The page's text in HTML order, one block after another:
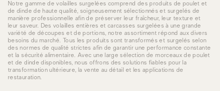
Notre gamme de volailles surgelées comprend des produits de poulet et
de dinde de haute qualité, soigneusement sélectionnés et surgelés de
manière professionnelle afin de préserver leur fraîcheur, leur texture et
leur saveur. Des volailles entières et carcasses surgelées à une grande
variété de découpes et de portions, notre assortiment répond aux divers
besoins du marché. Tous les produits sont transformés et surgelés selon
des normes de qualité strictes afin de garantir une performance constante
et la sécurité alimentaire. Avec une large sélection de morceaux de poulet
et de dinde disponibles, nous offrons des solutions fiables pour la
transformation ultérieure, la vente au détail et les applications de
restauration.